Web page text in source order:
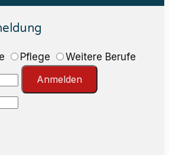
Pflege
Weitere Berufe
Anmelden